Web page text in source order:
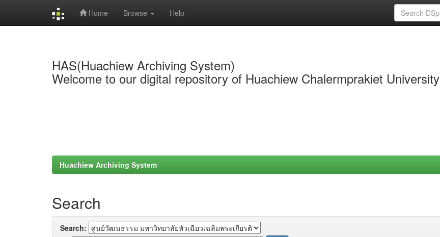
Home Browse Help
HAS(Huachiew Archiving System)
Welcome to our digital repository of Huachiew Chalermprakiet University
Huachiew Archiving System
Search
Search: